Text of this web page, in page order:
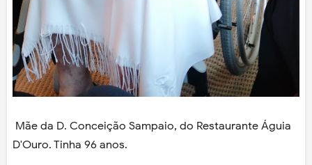
Mãe da D. Conceição Sampaio, do Restaurante Águia
D'Ouro. Tinha 96 anos.